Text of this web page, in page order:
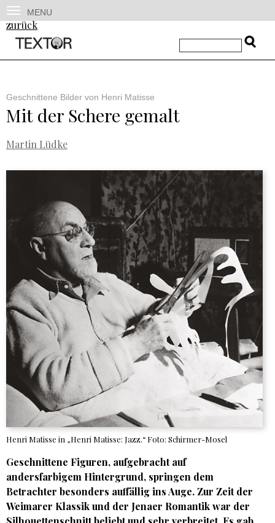
MENU
zurück
Geschnittene Bilder von Henri Matisse
Mit der Schere gemalt
Martin Lüdke
Henri Matisse in „Henri Matisse: Jazz.“ Foto: Schirmer-Mosel
Geschnittene Figuren, aufgebracht auf
andersfarbigem Hintergrund, springen dem
Betrachter besonders auffällig ins Auge. Zur Zeit der
Weimarer Klassik und der Jenaer Romantik war der